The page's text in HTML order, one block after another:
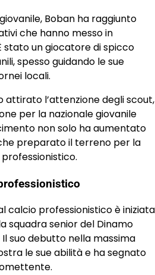
Boban ha raggiunto
che hanno messo in
stato un giocatore di spicco
spesso guidando le sue
locali.
attirato l’attenzione degli scout,
per la nazionale giovanile
non solo ha aumentato
preparato il terreno per la
calcio professionistico è iniziata
squadra senior del Dinamo
suo debutto nella massima
le sue abilità e ha segnato